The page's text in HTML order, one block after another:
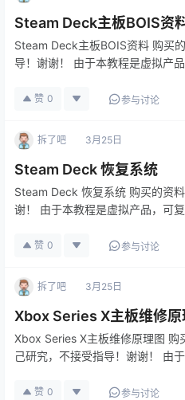
Steam Deck主板BOIS资
Steam Deck主板BOIS资料 购买
导！谢谢！ 由于本教程是虚拟产
15524468880 备注：拆机帮
赞 0 参与讨论
拆了吧 3月25日
Steam Deck 恢复系统
Steam Deck 恢复系统 购买的资
谢！ 由于本教程是虚拟产品，可
15524468880 备注：拆机帮
赞 0 参与讨论
拆了吧 3月25日
Xbox Series X主板维修原
Xbox Series X主板维修原理图 购
己研究，不接受指导！谢谢！ 由
可加 博主微信：15524468880 备
赞 0 参与讨论